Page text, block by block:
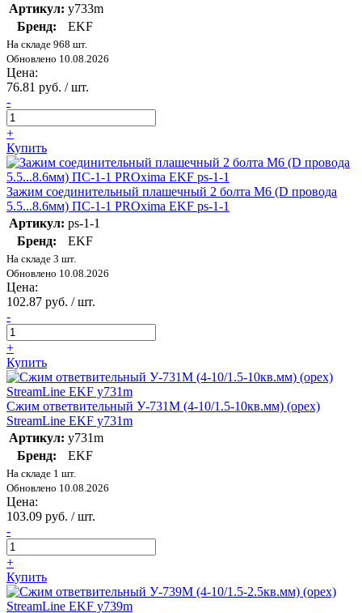
Артикул: y733m
Бренд:
EKF
На складе 968 шт.
Обновлено 10.08.2026
Цена:
76.81 руб. / шт.
-
+
Купить
Зажим соединительный плашечный 2 болта М6 (D провода
5.5...8.6мм) ПС-1-1 PROxima EKF ps-1-1
Артикул: ps-1-1
Бренд:
EKF
На складе 3 шт.
Обновлено 10.08.2026
Цена:
102.87 руб. / шт.
-
+
Купить
Сжим ответвительный У-731М (4-10/1.5-10кв.мм) (орех)
StreamLine EKF y731m
Артикул: y731m
Бренд:
EKF
На складе 1 шт.
Обновлено 10.08.2026
Цена:
103.09 руб. / шт.
-
+
Купить